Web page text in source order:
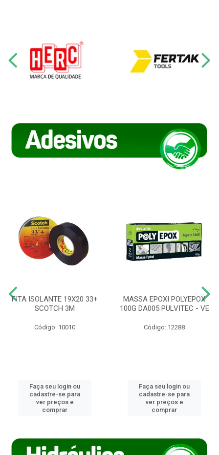
FITA ISOLANTE 19X20 33+
SCOTCH 3M
Código: 10010
Faça seu login ou
cadastre-se para
ver preços e
comprar
MASSA EPOXI POLYEPOX
100G DA005 PULVITEC - VE
Código: 12288
Faça seu login ou
cadastre-se para
ver preços e
comprar